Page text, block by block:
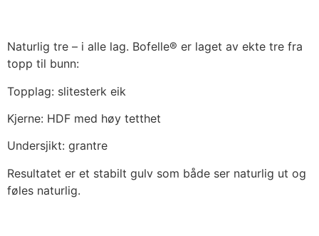
Naturlig tre – i alle lag. Bofelle® er laget av ekte tre fra
topp til bunn:
Topplag: slitesterk eik
Kjerne: HDF med høy tetthet
Undersjikt: grantre
Resultatet er et stabilt gulv som både ser naturlig ut og
føles naturlig.